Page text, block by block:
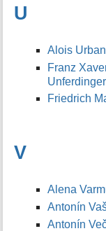
U
Alois Urban
Franz
Unferdinger
Friedrich
V
Alena
Antonín
Antonín